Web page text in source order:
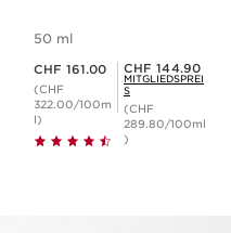
50 ml
CHF 161.00
(CHF
322.00/100m
l)
Mitgliederpreis CHF 144.90
CHF 144.90
MITGLIEDSPREI
S
(CHF
289.80/100ml
)